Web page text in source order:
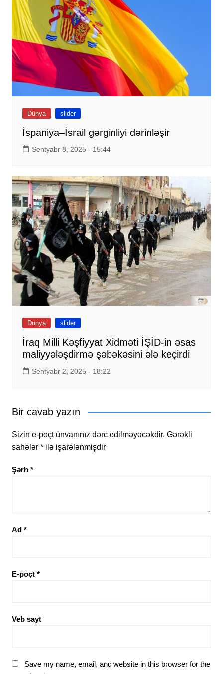
Dünya slider
İspaniya–İsrail gərginliyi dərinləşir
Sentyabr 8, 2025 - 15:44
Dünya slider
İraq Milli Kəşfiyyat Xidməti İŞİD-in əsas
maliyyələşdirmə şəbəkəsini ələ keçirdi
Sentyabr 2, 2025 - 18:22
Bir cavab yazın
Sizin e-poçt ünvanınız dərc edilməyəcəkdir. Gərəkli
sahələr *ilə işarələnmişdir
Şərh *
Ad *
E-poçt *
Veb sayt
Save my name, email, and website in this browser for the